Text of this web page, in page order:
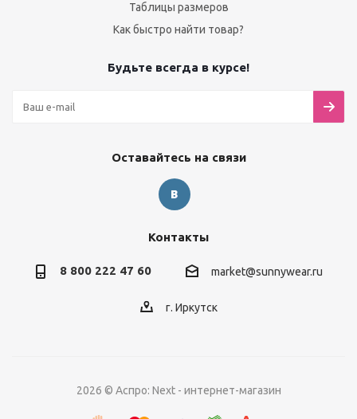
Таблицы размеров
Как быстро найти товар?
Будьте всегда в курсе!
Оставайтесь на связи
Контакты
8 800 222 47 60 market@sunnywear.ru
г. Иркутск
2026 © Аспро: Next - интернет-магазин